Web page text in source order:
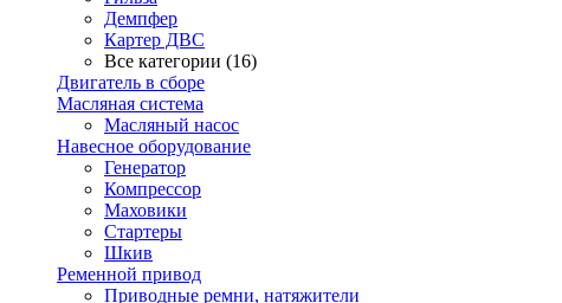
Демпфер
Картер ДВС
Все категории (16)
Двигатель в сборе
Масляная система
Масляный насос
Навесное оборудование
Генератор
Компрессор
Маховики
Стартеры
Шкив
Ременной привод
Приводные ремни, натяжители